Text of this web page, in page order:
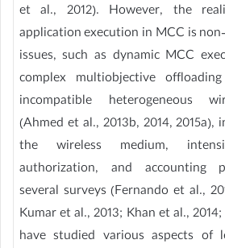
et al., 2012). However, the
application execution in MCC is
issues, such as dynamic MCC
complex multiobjective
incompatible heterogeneous
(Ahmed et al., 2013b, 2014,
the wireless medium,
authorization, and accounting
several surveys (Fernando et al.,
Kumar et al., 2013; Khan et al.,
have studied various aspects of